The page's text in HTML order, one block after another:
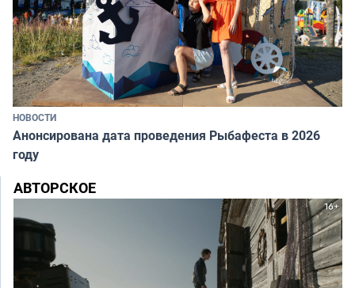
НОВОСТИ
Анонсирована дата проведения Рыбафеста в 2026
году
АВТОРСКОЕ